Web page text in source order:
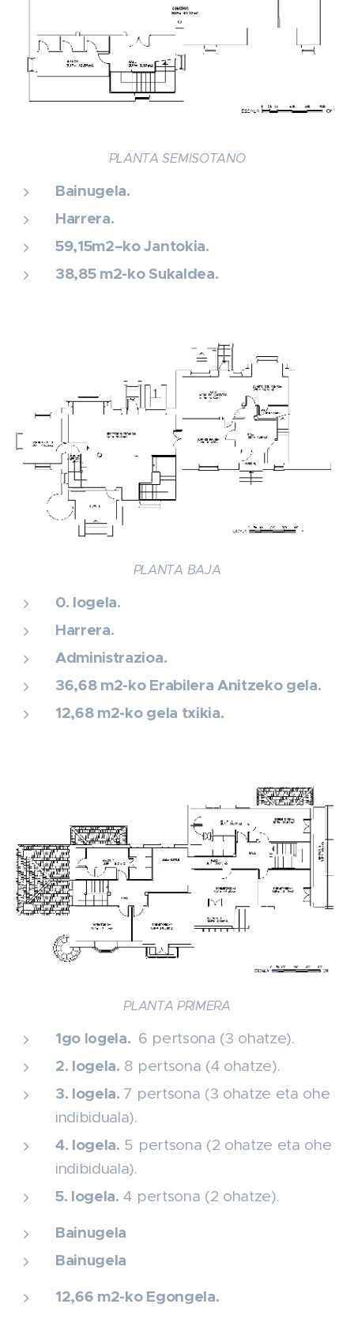
PLANTA SEMISOTANO
Bainugela.
Harrera.
59,15m2–ko Jantokia.
38,85 m2-ko Sukaldea.
PLANTA BAJA
0. logela.
Harrera.
Administrazioa.
36,68 m2-ko Erabilera Anitzeko gela.
12,68 m2-ko gela txikia.
PLANTA PRIMERA
1go logela. 6 pertsona (3 ohatze).
2. logela. 8 pertsona (4 ohatze).
3. logela. 7 pertsona (3 ohatze eta ohe
indibiduala).
4. logela. 5 pertsona (2 ohatze eta ohe
indibiduala).
5. logela. 4 pertsona (2 ohatze).
Bainugela
Bainugela
12,66 m2-ko Egongela.